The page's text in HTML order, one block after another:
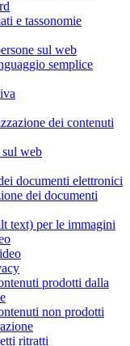
e tassonomie
sul web
semplice
dei contenuti
web
documenti elettronici
dei documenti
text) per le immagini
prodotti dalla
non prodotti
ritratti